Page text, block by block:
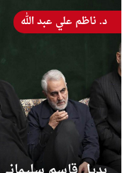
د. ناظم علي عبد الله